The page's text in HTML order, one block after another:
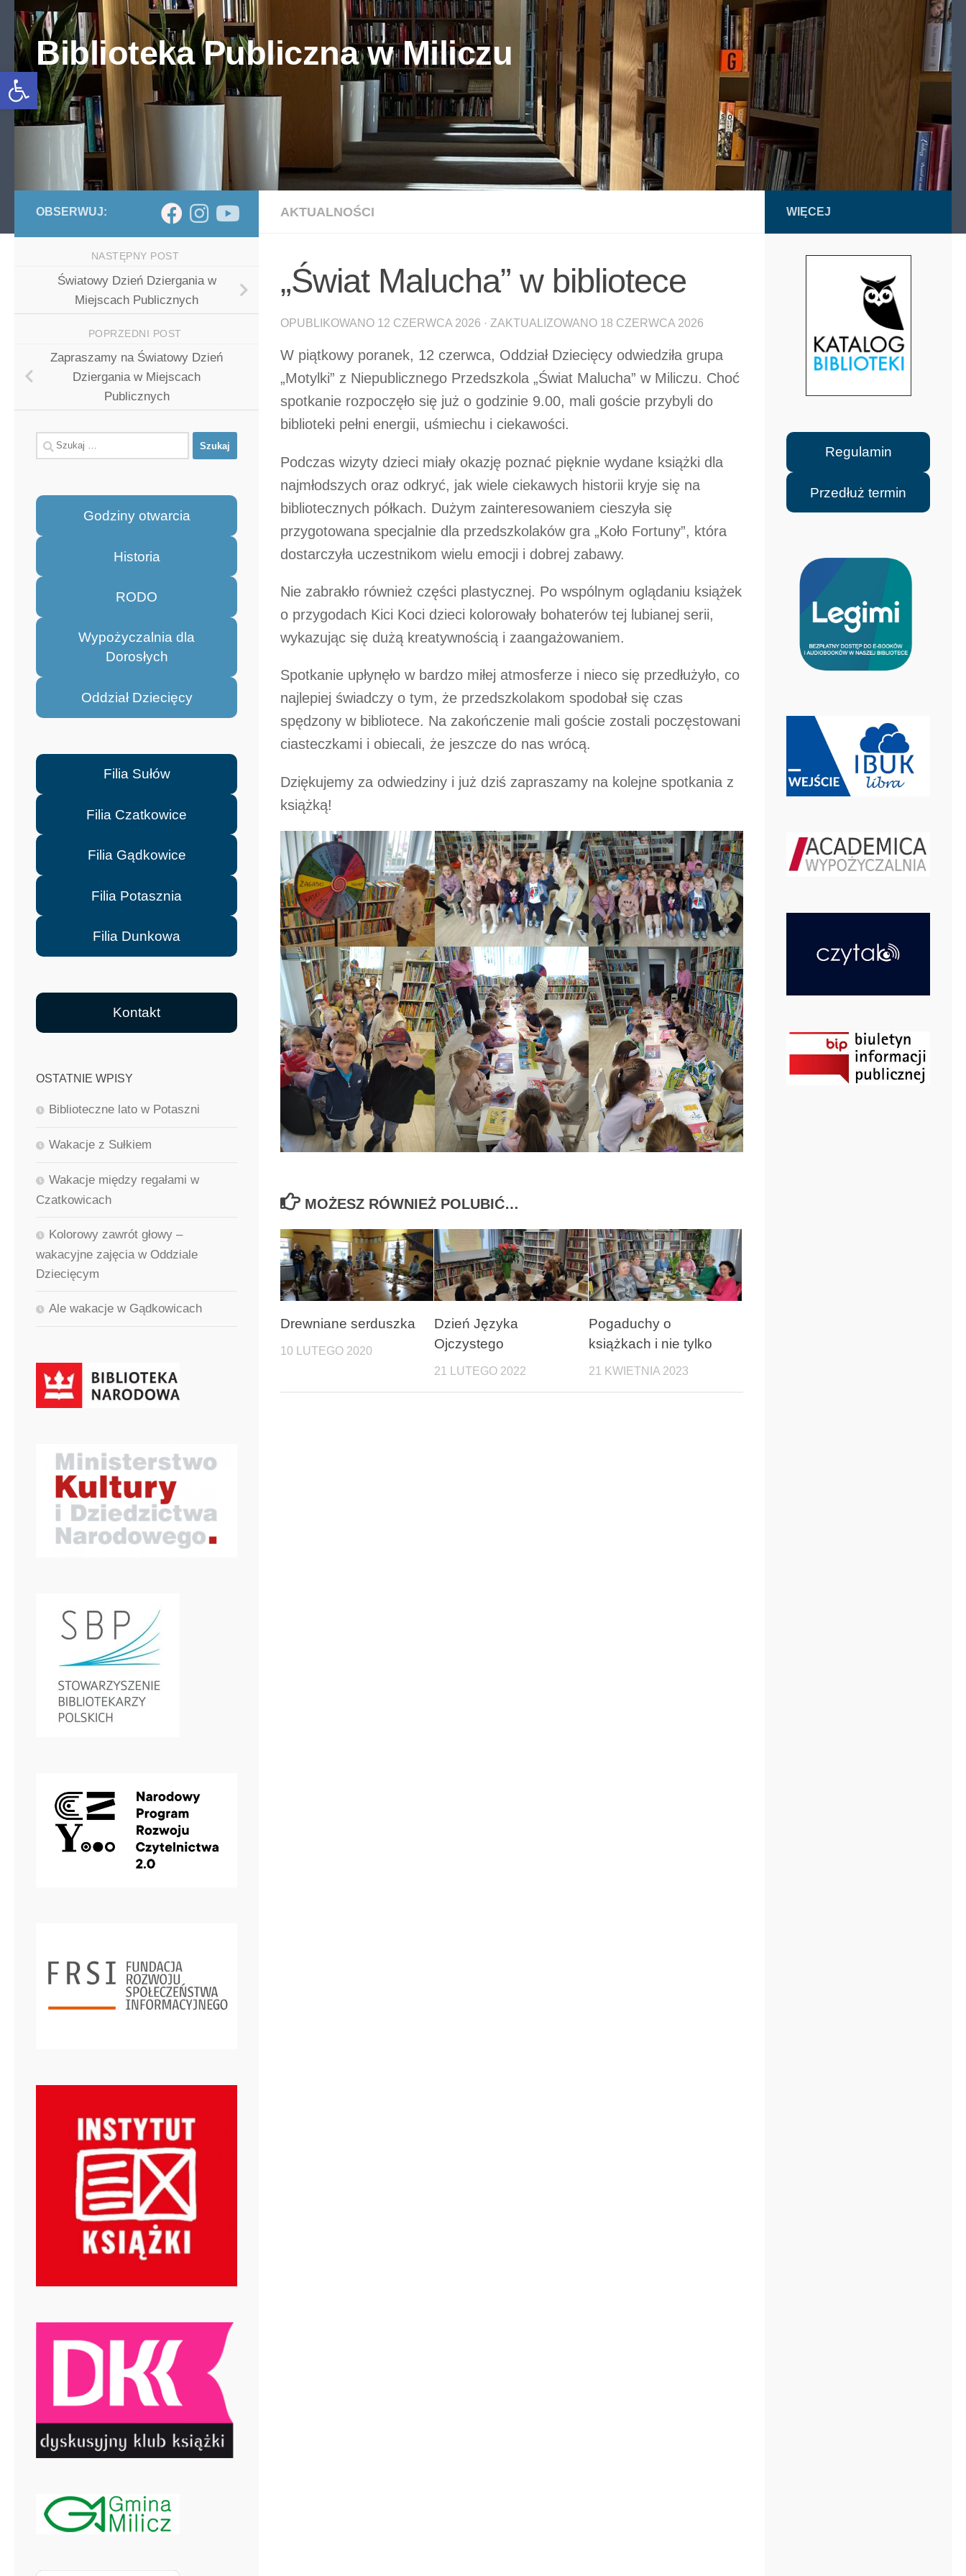
Otwórz pasek narzędzi
Skip to content
Biblioteka Publiczna w Miliczu
AKTUALNOŚCI
„Świat Malucha” w bibliotece
OPUBLIKOWANO 12 CZERWCA 2026 · ZAKTUALIZOWANO 18 CZERWCA 2026
W piątkowy poranek, 12 czerwca, Oddział Dziecięcy odwiedziła grupa
„Motylki” z Niepublicznego Przedszkola „Świat Malucha” w Miliczu. Choć
spotkanie rozpoczęło się już o godzinie 9.00, mali goście przybyli do
biblioteki pełni energii, uśmiechu i ciekawości.
Podczas wizyty dzieci miały okazję poznać pięknie wydane książki dla
najmłodszych oraz odkryć, jak wiele ciekawych historii kryje się na
bibliotecznych półkach. Dużym zainteresowaniem cieszyła się
przygotowana specjalnie dla przedszkolaków gra „Koło Fortuny”, która
dostarczyła uczestnikom wielu emocji i dobrej zabawy.
Nie zabrakło również części plastycznej. Po wspólnym oglądaniu książek
o przygodach Kici Koci dzieci kolorowały bohaterów tej lubianej serii,
wykazując się dużą kreatywnością i zaangażowaniem.
Spotkanie upłynęło w bardzo miłej atmosferze i nieco się przedłużyło, co
najlepiej świadczy o tym, że przedszkolakom spodobał się czas
spędzony w bibliotece. Na zakończenie mali goście zostali poczęstowani
ciasteczkami i obiecali, że jeszcze do nas wrócą.
Dziękujemy za odwiedziny i już dziś zapraszamy na kolejne spotkania z
książką!
MOŻESZ RÓWNIEŻ POLUBIĆ…
Drewniane serduszka
10 LUTEGO 2020
Dzień Języka
Ojczystego
21 LUTEGO 2022
Pogaduchy o
książkach i nie tylko
21 KWIETNIA 2023
OBSERWUJ:
NASTĘPNY POST
Światowy Dzień Dziergania w
Miejscach Publicznych
POPRZEDNI POST
Zapraszamy na Światowy Dzień
Dziergania w Miejscach
Publicznych
Szukaj:
Godziny otwarcia
Historia
RODO
Wypożyczalnia dla
Dorosłych
Oddział Dziecięcy
Filia Sułów
Filia Czatkowice
Filia Gądkowice
Filia Potasznia
Filia Dunkowa
Kontakt
OSTATNIE WPISY
Biblioteczne lato w Potaszni
Wakacje z Sułkiem
Wakacje między regałami w
Czatkowicach
Kolorowy zawrót głowy –
wakacyjne zajęcia w Oddziale
Dziecięcym
Ale wakacje w Gądkowicach
WIĘCEJ
Regulamin
Przedłuż termin